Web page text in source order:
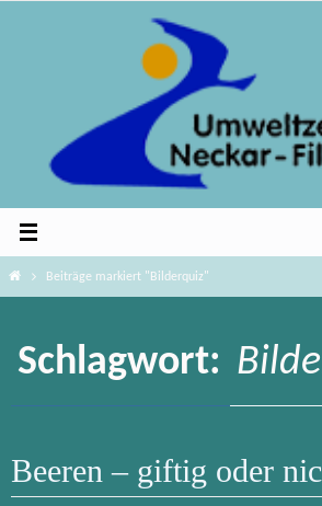
HomeBeiträge markiert "Bilderquiz"
Schlagwort:
Beeren – giftig oder